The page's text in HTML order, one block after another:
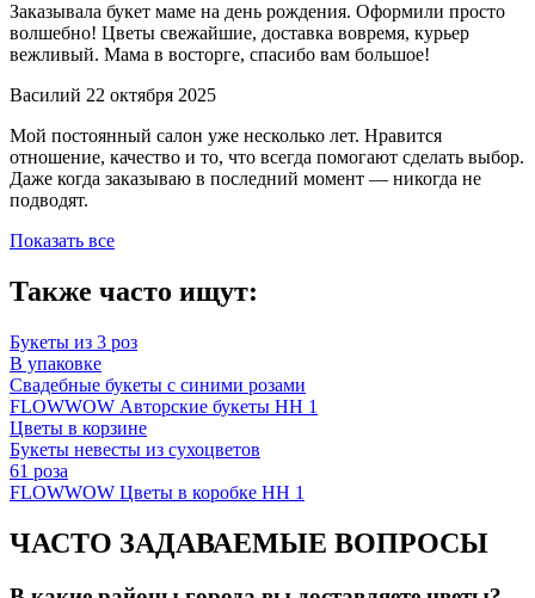
Заказывала букет маме на день рождения. Оформили просто
волшебно! Цветы свежайшие, доставка вовремя, курьер
вежливый. Мама в восторге, спасибо вам большое!
Василий 22 октября 2025
Мой постоянный салон уже несколько лет. Нравится
отношение, качество и то, что всегда помогают сделать выбор.
Даже когда заказываю в последний момент — никогда не
подводят.
Показать все
Также часто ищут:
Букеты из 3 роз
В упаковке
Свадебные букеты с синими розами
FLOWWOW Авторские букеты НН 1
Цветы в корзине
Букеты невесты из сухоцветов
61 роза
FLOWWOW Цветы в коробке НН 1
ЧАСТО ЗАДАВАЕМЫЕ ВОПРОСЫ